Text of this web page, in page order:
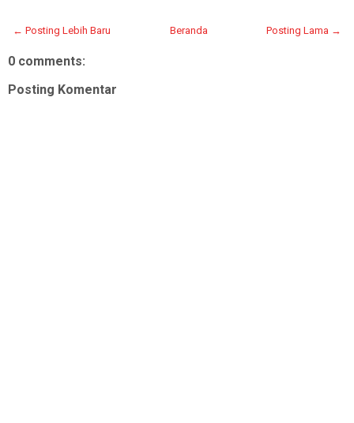
← Posting Lebih Baru Posting Lama →
Beranda
0 comments:
Posting Komentar